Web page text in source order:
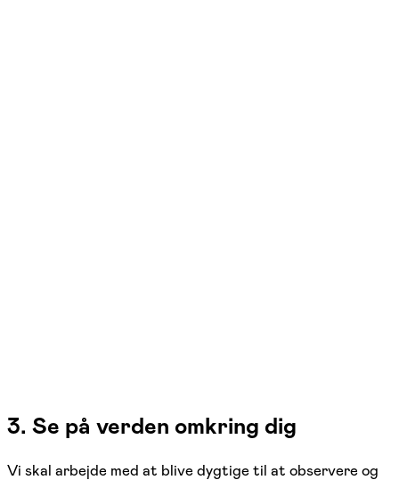
3. Se på verden omkring dig
Vi skal arbejde med at blive dygtige til at observere og